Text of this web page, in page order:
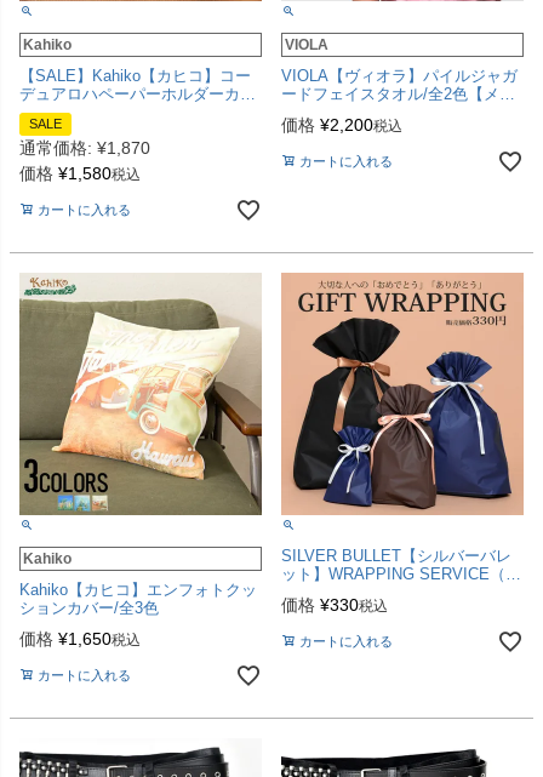
Kahiko
【SALE】Kahiko【カヒコ】コー
デュアロハペーパーホルダーカバ
ー/全2色【メール便対応】
SALE
通常価格: ¥1,870
価格 ¥1,580税込
カートに入れる
VIOLA
VIOLA【ヴィオラ】パイルジャガ
ードフェイスタオル/全2色【メー
価格 ¥2,200税込
カートに入れる
Kahiko
Kahiko【カヒコ】エンフォトクッ
ションカバー/全3色
価格 ¥1,650税込
カートに入れる
SILVER BULLET【シルバーバレ
ット】WRAPPING SERVICE（ラ
客様はこちらを商品とご一緒にご
価格 ¥330税込
カートに入れる